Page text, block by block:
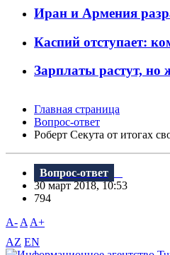
Иран и Армения
Каспий отступает:
Зарплаты растут, но
Главная страница
Вопрос-ответ
Роберт Секута от итогах
Вопрос-ответ
30 март 2018, 10:53
794
A- A A+
AZ EN